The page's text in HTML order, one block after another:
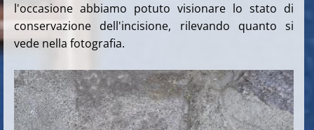
l'occasione abbiamo potuto visionare lo stato di
conservazione dell'incisione, rilevando quanto si
vede nella fotografia.